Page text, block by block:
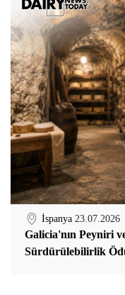
İspanya 23.07.2026
Galicia'nın Peyniri
Sürdürülebilirlik